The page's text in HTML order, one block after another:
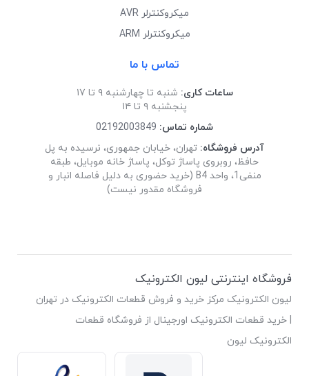
میکروکنترلر AVR
میکروکنترلر ARM
تماس با ما
ساعات کاری: شنبه تا چهارشنبه ۹ تا ۱۷
پنجشنبه ۹ تا ۱۴
شماره تماس: 02192003849
آدرس فروشگاه: تهران، خیابان جمهوری، نرسیده به پل
حافظ، روبروی پاساژ توکل، پاساژ خانه موبایل، طبقه
منفی1، واحد B4 (خرید حضوری به دلیل فاصله انبار و
فروشگاه مقدور نیست)
فروشگاه اینترنتی لیون الکترونیک
لیون الکترونیک مرکز خرید و فروش قطعات الکترونیک در تهران
| خرید قطعات الکترونیک اورجینال از فروشگاه قطعات
الکترونیک لیون